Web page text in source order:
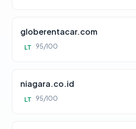
globerentacar.com
LT 95/100
niagara.co.id
LT 95/100